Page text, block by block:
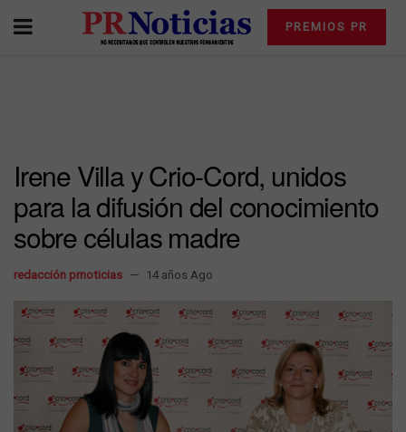
PREMIOS PR
Irene Villa y Crio-Cord, unidos
para la difusión del conocimiento
sobre células madre
redacción prnoticias 14 años Ago